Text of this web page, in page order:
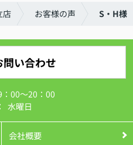
店 お客様の声 S・H様
問い合わせ
：00～20：00
水曜日
会社概要